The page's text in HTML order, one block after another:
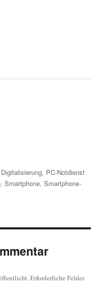
Kategorien
Digitalisierung, PC-Notdienst
,Smartphone,Smartphone-
Erforderliche Felder